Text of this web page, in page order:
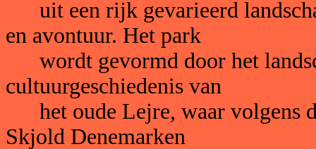
uit een rijk gevarieerd
en avontuur. Het park
wordt gevormd door het
cultuurgeschiedenis van
het oude Lejre, waar volgens
Skjold Denemarken